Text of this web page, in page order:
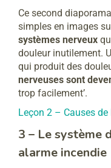
Ce second
simples en images
systèmes nerveux
douleur inutilement.
qui produit des
nerveuses sont
trop facilement’.
Leçon 2 – Causes
3 – Le système
alarme incendie